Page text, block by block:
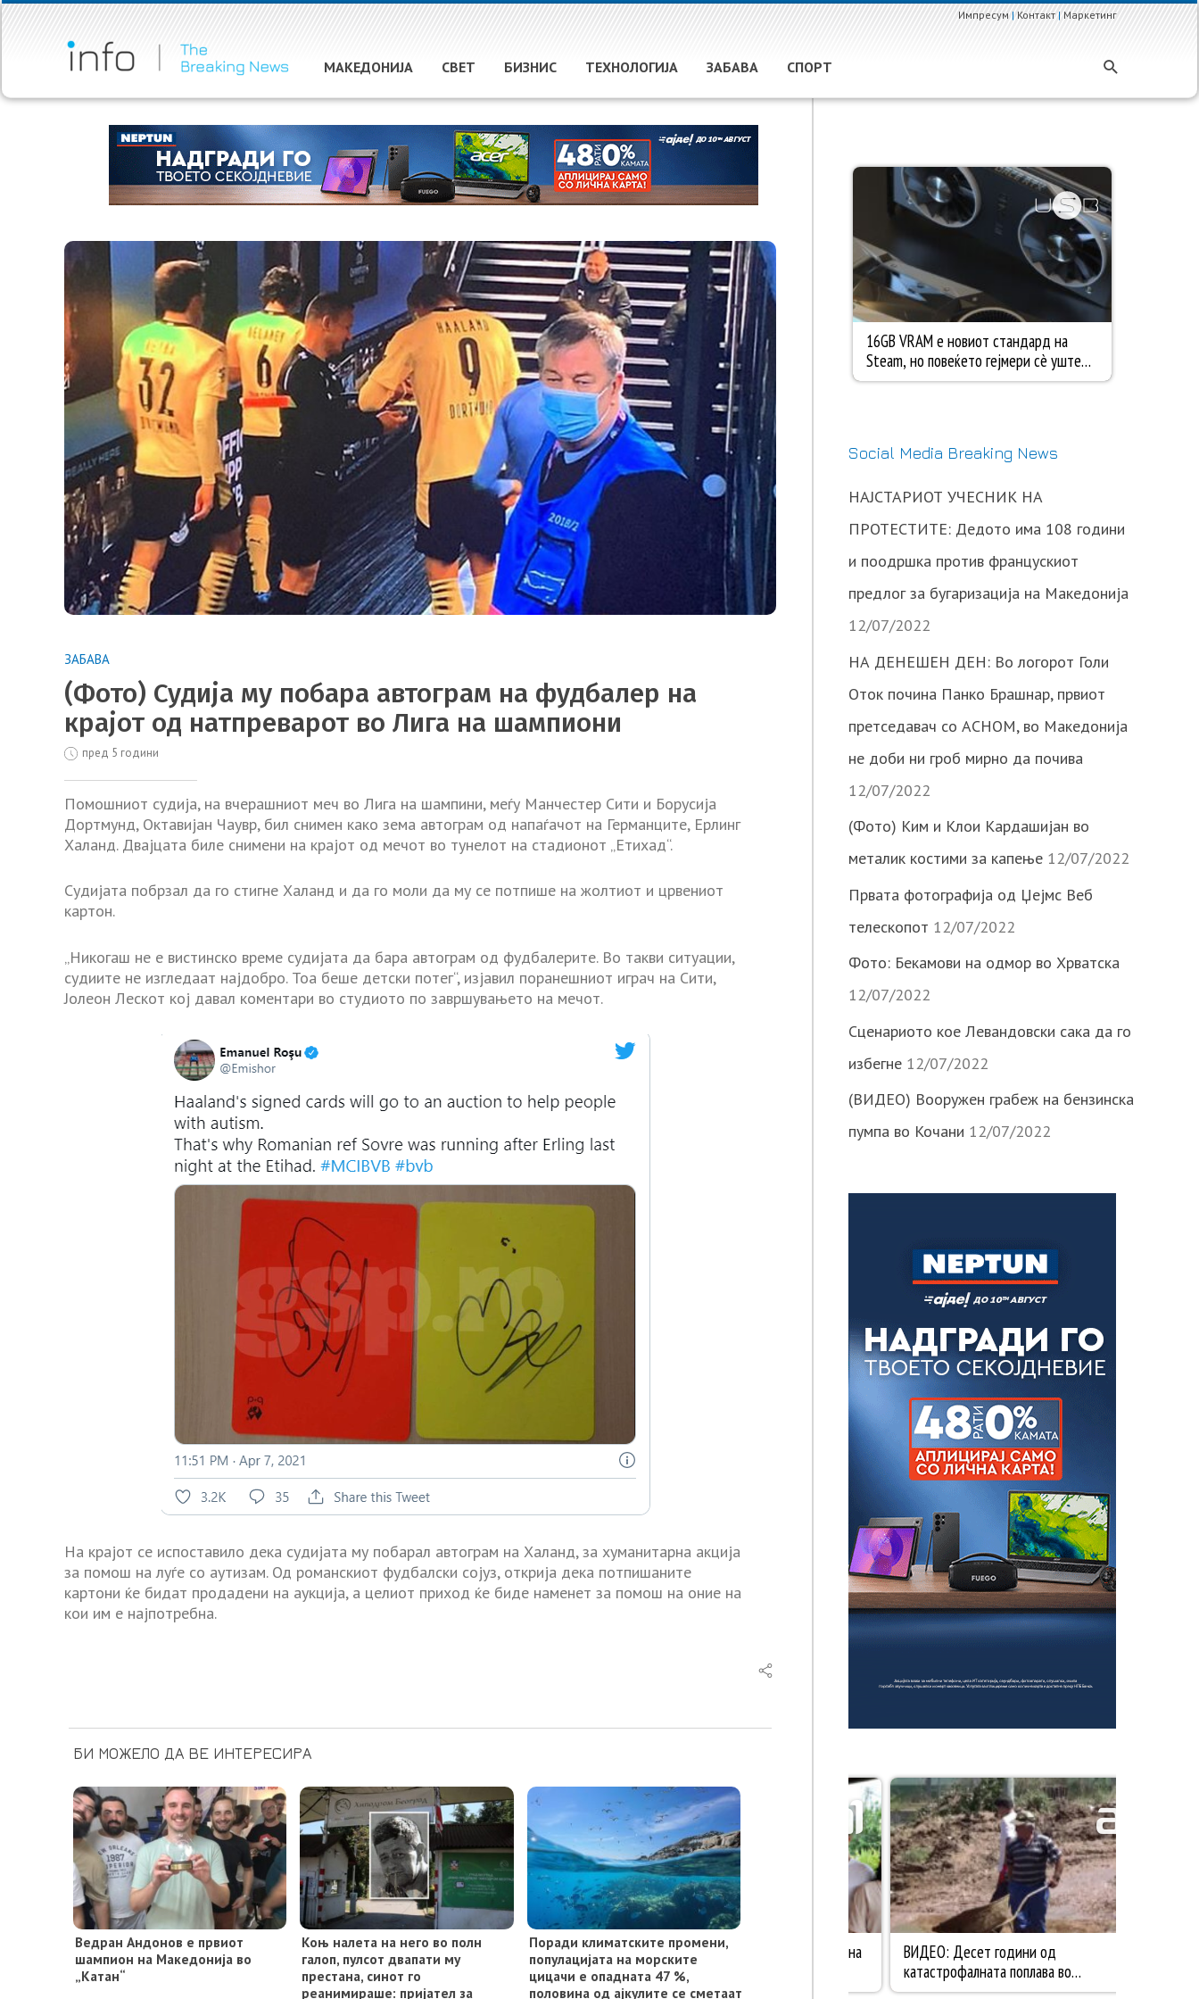
Импресум|Контакт|Маркетинг
МАКЕДОНИЈА СВЕТ БИЗНИС ТЕХНОЛОГИЈА ЗАБАВА СПОРТ
ЗАБАВА
(Фото) Судија му побара автограм на фудбалер на
крајот од натпреварот во Лига на шампиони
пред 5 години
Помошниот судија, на вчерашниот меч во Лига на шампини, меѓу Манчестер Сити и Борусија
Дортмунд, Октавијан Чаувр, бил снимен како зема автограм од напаѓачот на Германците, Ерлинг
Халанд. Двајцата биле снимени на крајот од мечот во тунелот на стадионот „Етихад“.
Судијата побрзал да го стигне Халанд и да го моли да му се потпише на жолтиот и црвениот
картон.
„Никогаш не е вистинско време судијата да бара автограм од фудбалерите. Во такви ситуации,
судиите не изгледаат најдобро. Тоа беше детски потег“, изјавил поранешниот играч на Сити,
Јолеон Лескот кој давал коментари во студиото по завршувањето на мечот.
На крајот се испоставило дека судијата му побарал автограм на Халанд, за хуманитарна акција
за помош на луѓе со аутизам. Од романскиот фудбалски сојуз, открија дека потпишаните
картони ќе бидат продадени на аукција, а целиот приход ќе биде наменет за помош на оние на
кои им е најпотребна.
БИ МОЖЕЛО ДА ВЕ ИНТЕРЕСИРА
Ведран Андонов е првиот
шампион на Македонија во
„Катан“
Коњ налета на него во полн
галоп, пулсот двапати му
престана, синот го
реанимираше: пријател за
Поради климатските промени,
популацијата на морските
цицачи е опадната 47 %,
половина од ајкулите се сметаат
Social Media Breaking News
НАЈСТАРИОТ УЧЕСНИК НА
ПРОТЕСТИТЕ: Дедото има 108 години
и поодршка против францускиот
предлог за бугаризација на Македонија
12/07/2022
НА ДЕНЕШЕН ДЕН: Во логорот Голи
Оток почина Панко Брашнар, првиот
претседавач со АСНОМ, во Македонија
не доби ни гроб мирно да почива
12/07/2022
(Фото) Ким и Клои Кардашијан во
металик костими за капење 12/07/2022
Првата фотографија од Џејмс Веб
телескопот 12/07/2022
Фото: Бекамови на одмор во Хрватска
12/07/2022
Сценариото кое Левандовски сака да го
избегне 12/07/2022
(ВИДЕО) Вооружен грабеж на бензинска
пумпа во Кочани 12/07/2022